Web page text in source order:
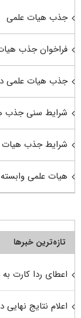
جذب هیات علمی
فراخوان جذب هیات
جذب هیات علمی
شرایط سنی جذب
شرایط جذب هیات
هیات علمی وابسته
تازه‌ترین خبرها
اعطای ردا کارت به
اعلام نتایج نهایی